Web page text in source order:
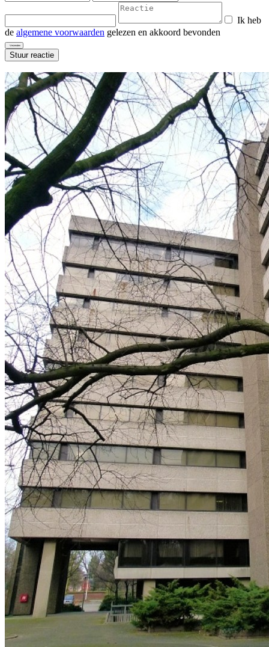
Ik heb
de algemene voorwaarden gelezen en akkoord bevonden